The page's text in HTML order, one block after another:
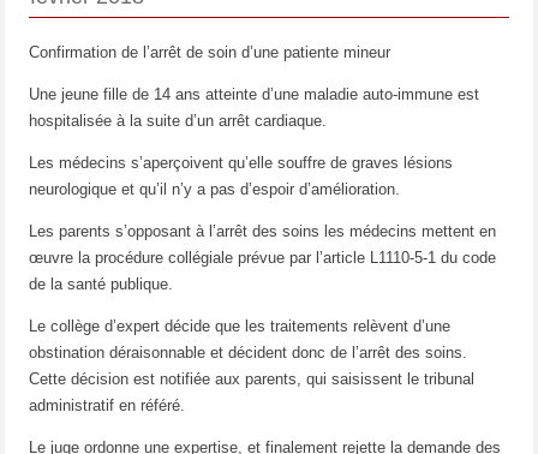
Confirmation de l’arrêt de soin d’une patiente mineur
Une jeune fille de 14 ans atteinte d’une maladie auto-immune est
hospitalisée à la suite d’un arrêt cardiaque.
Les médecins s’aperçoivent qu’elle souffre de graves lésions
neurologique et qu’il n’y a pas d’espoir d’amélioration.
Les parents s’opposant à l’arrêt des soins les médecins mettent en
œuvre la procédure collégiale prévue par l’article L1110-5-1 du code
de la santé publique.
Le collège d’expert décide que les traitements relèvent d’une
obstination déraisonnable et décident donc de l’arrêt des soins.
Cette décision est notifiée aux parents, qui saisissent le tribunal
administratif en référé.
Le juge ordonne une expertise, et finalement rejette la demande des